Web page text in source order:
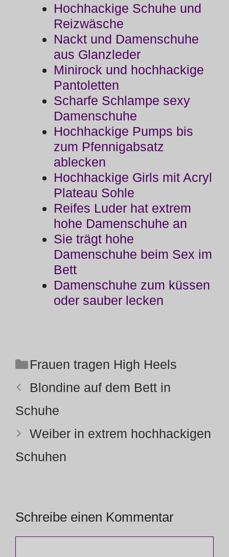
Hochhackige Schuhe und
Reizwäsche
Nackt und Damenschuhe
aus Glanzleder
Minirock und hochhackige
Pantoletten
Scharfe Schlampe sexy
Damenschuhe
Hochhackige Pumps bis
zum Pfennigabsatz
ablecken
Hochhackige Girls mit Acryl
Plateau Sohle
Reifes Luder hat extrem
hohe Damenschuhe an
Sie trägt hohe
Damenschuhe beim Sex im
Bett
Damenschuhe zum küssen
oder sauber lecken
Kategorien
Frauen tragen High Heels
Blondine auf dem Bett in
Schuhe
Weiber in extrem hochhackigen
Schuhen
Schreibe einen Kommentar